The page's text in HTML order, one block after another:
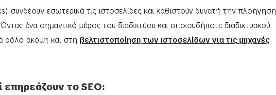
συνδέουν εσωτερικά τις ιστοσελίδες και καθιστούν δυνατή την πλοήγηση
ένα σημαντικό μέρος του διαδικτύου και οποιουδήποτε διαδικτυακού
ρόλο ακόμη και στη βελτιστοποίηση των ιστοσελίδων για τις μηχανές
επηρεάζουν το SEO: